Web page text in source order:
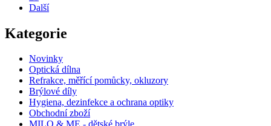
Další
Kategorie
Novinky
Optická dílna
Refrakce, měřící pomůcky, okluzory
Brýlové díly
Hygiena, dezinfekce a ochrana optiky
Obchodní zboží